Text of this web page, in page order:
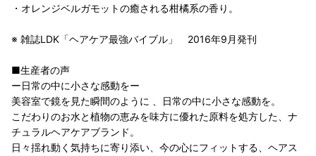
・オレンジベルガモットの癒される柑橘系の香り。
※ 雑誌LDK「ヘアケア最強バイブル」 2016年9月発刊
■生産者の声
ー日常の中に小さな感動をー
美容室で鏡を見た瞬間のように 、日常の中に小さな感動を。
こだわりのお水と植物の恵みを味方に優れた原料を処方した、ナ
チュラルヘアケアブランド。
日々揺れ動く気持ちに寄り添い、今の心にフィットする、ヘアス